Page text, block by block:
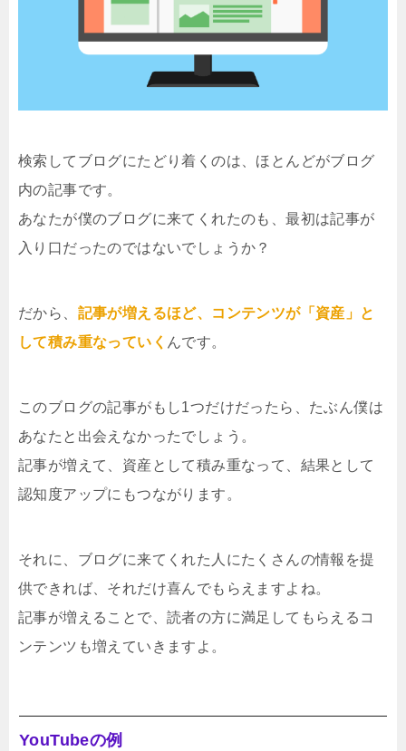
検索してブログにたどり着くのは、ほとんどがブログ
内の記事です。
あなたが僕のブログに来てくれたのも、最初は記事が
入り口だったのではないでしょうか？
だから、 記事が増えるほど、コンテンツが「資産」と
して積み重なっていく んです。
このブログの記事がもし1つだけだったら、たぶん僕は
あなたと出会えなかったでしょう。
記事が増えて、資産として積み重なって、結果として
認知度アップにもつながります。
それに、ブログに来てくれた人にたくさんの情報を提
供できれば、それだけ喜んでもらえますよね。
記事が増えることで、読者の方に満足してもらえるコ
ンテンツも増えていきますよ。
YouTubeの例